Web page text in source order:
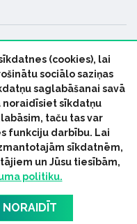
tiesības paturētas
Industrijas Ziņas
Latvijas oficiālais
RIGaLIVE
(cookies), lai
sociālo saziņas
saglabāšanai savā
noraidīsiet sīkdatņu
taču tas var
funkciju darbību. Lai
sīkdatnēm,
un Jūsu tiesībām,
politiku.
NORAIDĪT